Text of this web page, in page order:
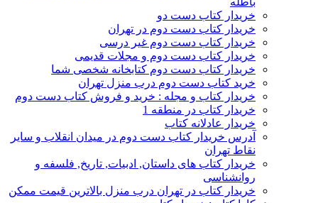
خریدار کتاب دست دو
خریدار کتاب دست دوم در تهران
خریدار کتاب دست دوم غیر درسی
خریدار کتاب دست دوم و مجلات قدیمی
خریدار کتاب دست دوم کتابخانه شخصی شما
خرید کتاب دست دوم درب منزل تهران
خریدار کتاب و مجله : خرید و فروش کتاب دست دوم
خریدار کتاب در منطقه 1
خریدار عادلانه کتاب
آدرس خریدار کتاب دست دوم در میدان انقلاب و سایر
نقاط تهران
خریدار کتاب های داستان, ادبیات, تاریخ, فلسفه و
روانشناسی
خریدار کتاب در تهران درب منزل بالاترین قیمت ممکن